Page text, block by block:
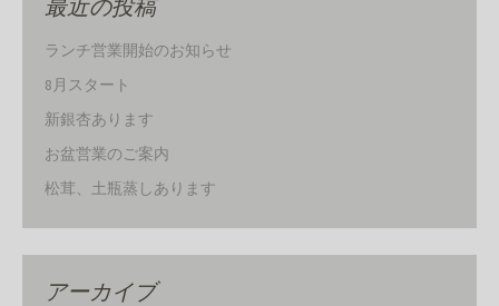
最近の投稿
ランチ営業開始のお知らせ
8月スタート
新銀杏あります
お盆営業のご案内
松茸、土瓶蒸しあります
アーカイブ